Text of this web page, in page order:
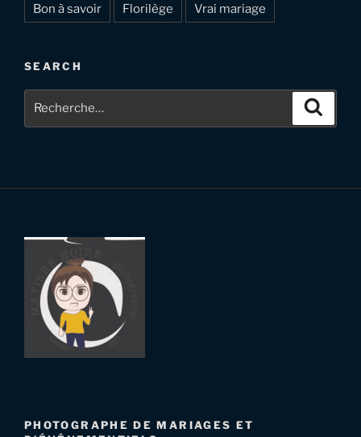
Bon à savoir Florilège Vrai mariage
SEARCH
PHOTOGRAPHE DE MARIAGES ET